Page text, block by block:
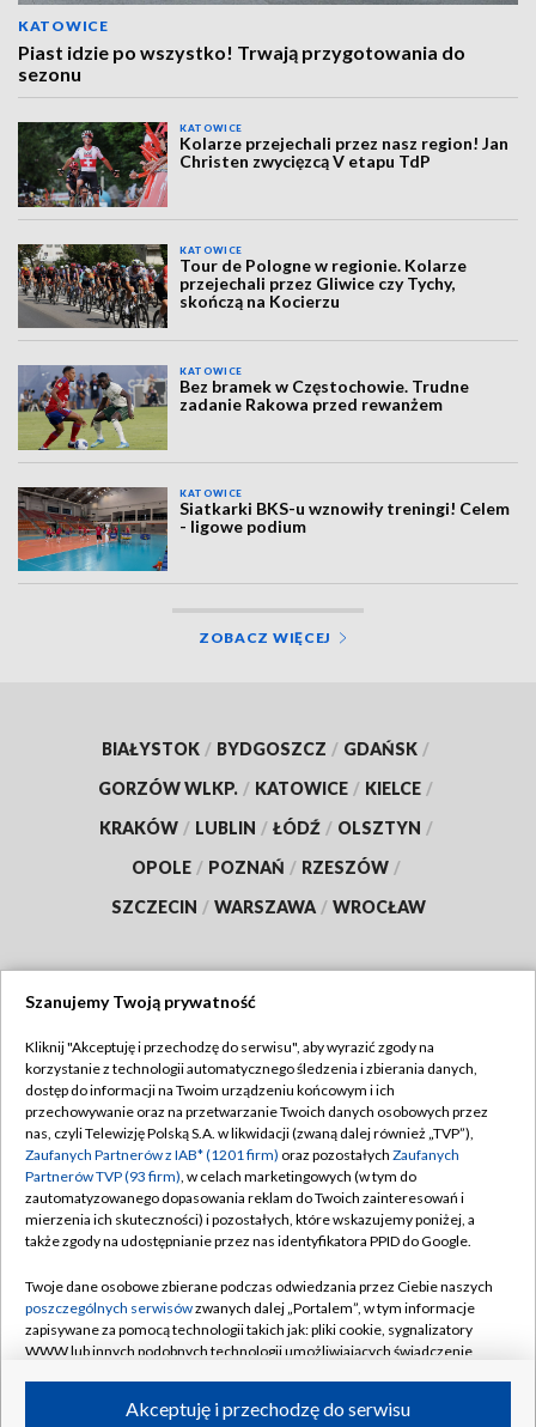
KATOWICE
Piast idzie po wszystko! Trwają przygotowania do
sezonu
KATOWICE
Kolarze przejechali przez nasz region! Jan
Christen zwycięzcą V etapu TdP
KATOWICE
Tour de Pologne w regionie. Kolarze
przejechali przez Gliwice czy Tychy,
skończą na Kocierzu
KATOWICE
Bez bramek w Częstochowie. Trudne
zadanie Rakowa przed rewanżem
KATOWICE
Siatkarki BKS-u wznowiły treningi! Celem
- ligowe podium
ZOBACZ WIĘCEJ
BIAŁYSTOK / BYDGOSZCZ / GDAŃSK /
GORZÓW WLKP. / KATOWICE / KIELCE /
KRAKÓW / LUBLIN / ŁÓDŹ / OLSZTYN /
OPOLE / POZNAŃ / RZESZÓW /
SZCZECIN / WARSZAWA / WROCŁAW
TVP
Abonament TVP
Emisja w TVP
Centrum informacji TVP
Naziemna Telewizja Cyfrowa
Rada Programowa
System NOS
Informacje o nadawcy
Program dla prasy
Regulamin TVP
Polityka prywatności
Moje zgody
Pomoc
Kontakt
Kanały
Szanujemy Twoją prywatność
Kliknij "Akceptuję i przechodzę do serwisu", aby wyrazić zgody na
korzystanie z technologii automatycznego śledzenia i zbierania danych,
dostęp do informacji na Twoim urządzeniu końcowym i ich
przechowywanie oraz na przetwarzanie Twoich danych osobowych przez
nas, czyli Telewizję Polską S.A. w likwidacji (zwaną dalej również „TVP”),
Zaufanych Partnerów z IAB* (1201 firm) oraz pozostałych Zaufanych
Partnerów TVP (93 firm), w celach marketingowych (w tym do
zautomatyzowanego dopasowania reklam do Twoich zainteresowań i
mierzenia ich skuteczności) i pozostałych, które wskazujemy poniżej, a
także zgody na udostępnianie przez nas identyfikatora PPID do Google.
Twoje dane osobowe zbierane podczas odwiedzania przez Ciebie naszych
poszczególnych serwisówzwanych dalej „Portalem”, w tym informacje
zapisywane za pomocą technologii takich jak: pliki cookie, sygnalizatory
WWW lub innych podobnych technologii umożliwiających świadczenie
ruchu w Internecie.Akceptuję i przechodzę do serwisu